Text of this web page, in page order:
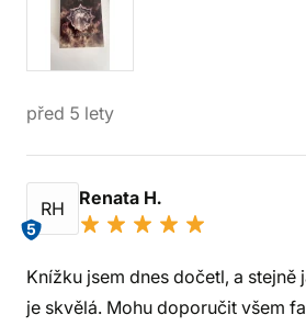
před 5 lety
RH
5
Renata H.
Knížku jsem dnes dočetl, a
je skvělá. Mohu doporučit všem